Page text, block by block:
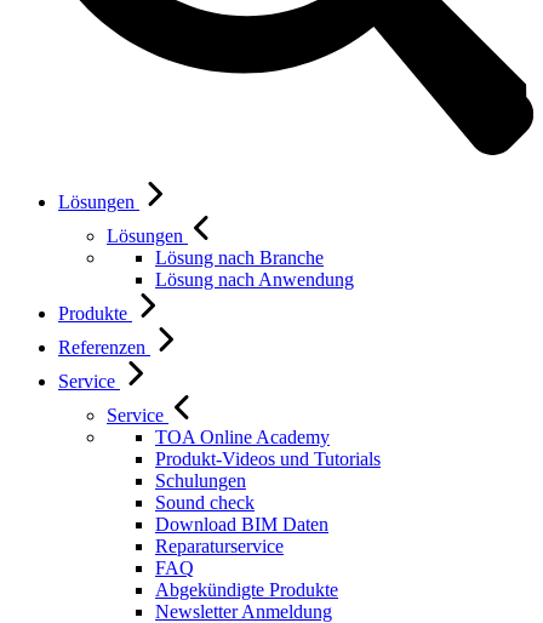
Lösungen
Lösungen
Lösung nach Branche
Lösung nach Anwendung
Produkte
Referenzen
Service
Service
TOA Online Academy
Produkt-Videos und Tutorials
Schulungen
Sound check
Download BIM Daten
Reparaturservice
FAQ
Abgekündigte Produkte
Newsletter Anmeldung